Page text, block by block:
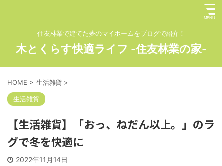
住友林業で建てた夢のマイホームをブログで紹介！
木とくらす快適ライフ -住友林業の家-
HOME > 生活雑貨 >
生活雑貨
【生活雑貨】「おっ、ねだん以上。」のラ
グで冬を快適に
2022年11月14日